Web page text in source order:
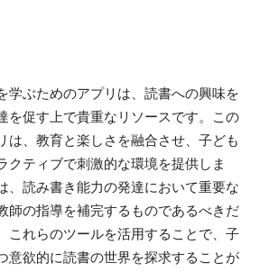
学ぶためのアプリは、読書への興味を
を促す上で貴重なリソースです。この
は、教育と楽しさを融合させ、子ども
クティブで刺激的な環境を提供しま
、読み書き能力の発達において重要な
師の指導を補完するものであるべきだ
これらのツールを活用することで、子
意欲的に読書の世界を探求することが